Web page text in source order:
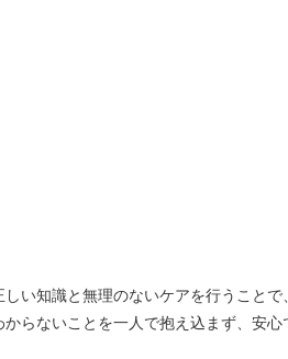
い知識と無理のないケアを行うことで
らないことを一人で抱え込まず、安心